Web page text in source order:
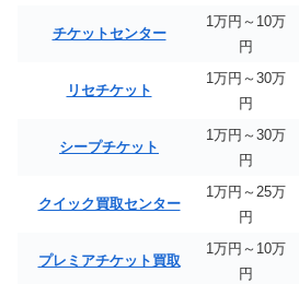
チケットセンター
1万円～10万
円
リセチケット
1万円～30万
円
シープチケット
1万円～30万
円
クイック買取センター
1万円～25万
円
プレミアチケット買取
1万円～10万
円